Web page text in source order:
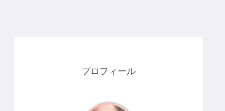
プロフィール